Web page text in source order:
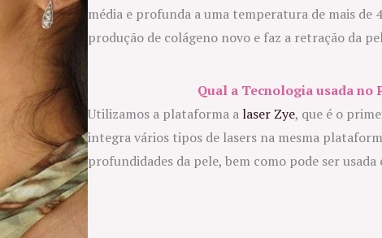
média e profunda a uma temperatura de mais de
produção de colágeno novo e faz a retração da
Qual a Tecnologia usada no
Utilizamos a plataforma a laser Zye, que é o
integra vários tipos de lasers na mesma
profundidades da pele, bem como pode ser